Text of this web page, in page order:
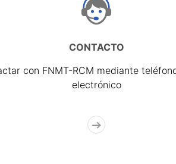
CONTACTO
con FNMT-RCM mediante
electrónico